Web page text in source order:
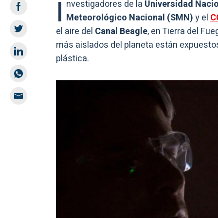
I nvestigadores de la Universidad
Meteorológico Nacional (SMN)y el
el aire del Canal Beagle, en Tierra del
más aislados del planeta están
plástica.